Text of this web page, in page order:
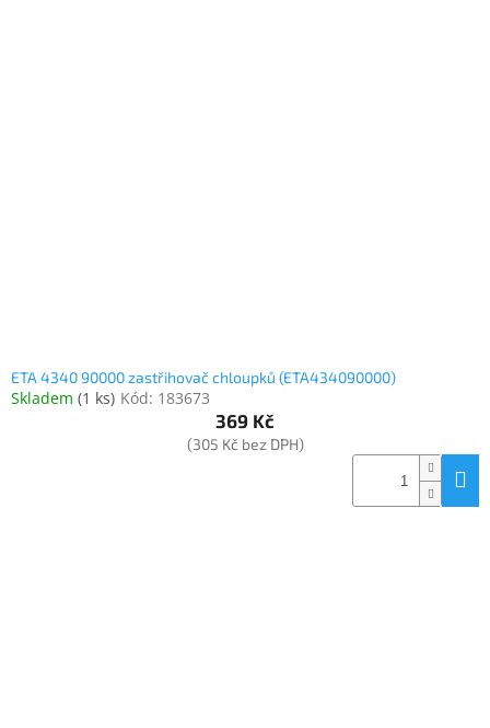
ETA 4340 90000 zastřihovač chloupků (ETA434090000)
Skladem (1 ks) Kód: 183673
369 Kč
(305 Kč bez DPH)